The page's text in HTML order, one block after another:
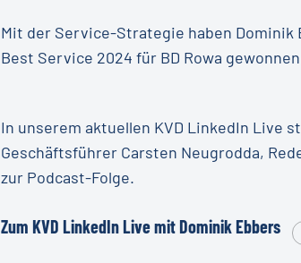
Mit der Service-Strategie haben Dominik
Best Service 2024 für BD Rowa
In unserem aktuellen KVD LinkedIn Live
Geschäftsführer Carsten Neugrodda,
zur Podcast-Folge.
Zum KVD LinkedIn Live mit Dominik Ebbers